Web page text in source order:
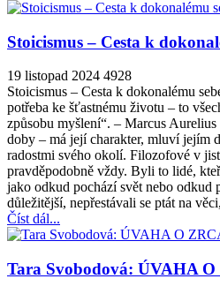
Stoicismus – Cesta k
19 listopad 2024 4928
Stoicismus – Cesta k dokonalému
potřeba ke šťastnému životu – to
způsobu myšlení“. – Marcus
doby – má její charakter, mluví jejím
radostmi svého okolí. Filozofové v
pravděpodobně vždy. Byli to lidé,
jako odkud pochází svět nebo odkud
důležitější, nepřestávali se ptát na
Číst dál...
Tara Svobodová: ÚVAHA